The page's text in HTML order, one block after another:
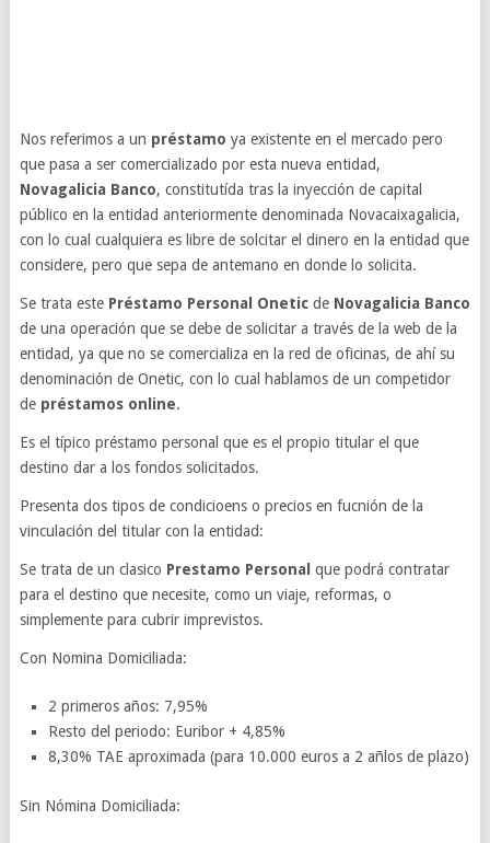
Nos referimos a un préstamo ya existente en el mercado pero
que pasa a ser comercializado por esta nueva entidad,
Novagalicia Banco, constitutída tras la inyección de capital
público en la entidad anteriormente denominada Novacaixagalicia,
con lo cual cualquiera es libre de solcitar el dinero en la entidad que
considere, pero que sepa de antemano en donde lo solicita.
Se trata este Préstamo Personal Oneticde Novagalicia Banco
de una operación que se debe de solicitar a través de la web de la
entidad, ya que no se comercializa en la red de oficinas, de ahí su
denominación de Onetic, con lo cual hablamos de un competidor
de préstamos online.
Es el típico préstamo personal que es el propio titular el que
destino dar a los fondos solicitados.
Presenta dos tipos de condicioens o precios en fucnión de la
vinculación del titular con la entidad:
Se trata de un clasico Prestamo Personal que podrá contratar
para el destino que necesite, como un viaje, reformas, o
simplemente para cubrir imprevistos.
Con Nomina Domiciliada:
2 primeros años: 7,95%
Resto del periodo: Euribor + 4,85%
8,30% TAE aproximada (para 10.000 euros a 2 añlos de plazo)
Sin Nómina Domiciliada: